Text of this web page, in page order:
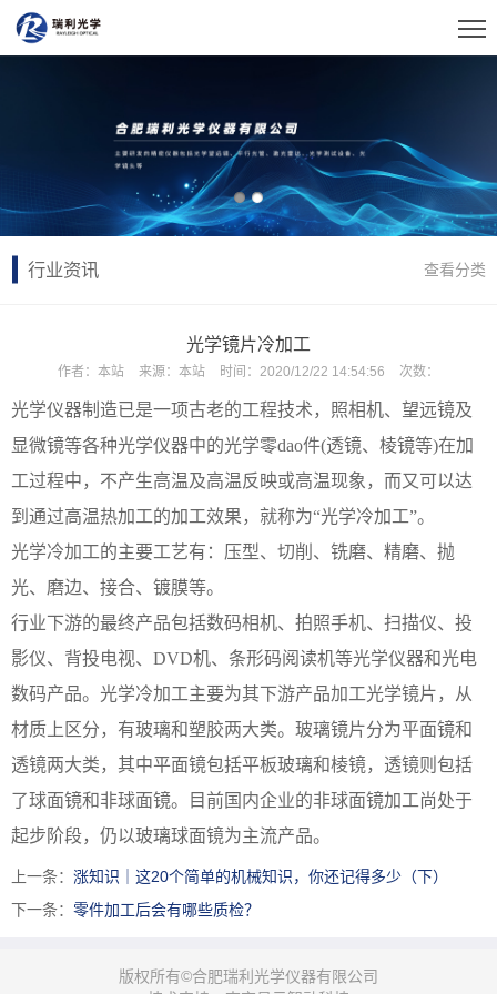
行业资讯 查看分类
光学镜片冷加工
作者： 本站 来源： 本站 时间： 2020/12/22 14:54:56 次数：
光学仪器制造已是一项古老的工程技术，照相机、望远镜及
显微镜等各种光学仪器中的光学零dao件(透镜、棱镜等)在加
工过程中，不产生高温及高温反映或高温现象，而又可以达
到通过高温热加工的加工效果，就称为“光学冷加工”。
光学冷加工的主要工艺有：压型、切削、铣磨、精磨、抛
光、磨边、接合、镀膜等。
行业下游的最终产品包括数码相机、拍照手机、扫描仪、投
影仪、背投电视、DVD机、条形码阅读机等光学仪器和光电
数码产品。光学冷加工主要为其下游产品加工光学镜片，从
材质上区分，有玻璃和塑胶两大类。玻璃镜片分为平面镜和
透镜两大类，其中平面镜包括平板玻璃和棱镜，透镜则包括
了球面镜和非球面镜。目前国内企业的非球面镜加工尚处于
起步阶段，仍以玻璃球面镜为主流产品。
上一条： 涨知识｜这20个简单的机械知识，你还记得多少（下）
下一条： 零件加工后会有哪些质检？
版权所有©合肥瑞利光学仪器有限公司